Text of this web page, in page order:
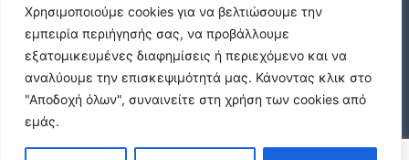
Χρησιμοποιούμε cookies για να βελτιώσουμε την
εμπειρία περιήγησής σας, να προβάλλουμε
εξατομικευμένες διαφημίσεις ή περιεχόμενο και να
αναλύουμε την επισκεψιμότητά μας. Κάνοντας κλικ στο
"Αποδοχή όλων", συναινείτε στη χρήση των cookies από
εμάς.
Αμπελοκηπους
€550 /μήνα
Κωδικος ακινητου 21490 διαμερισμα στην